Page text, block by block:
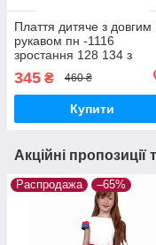
Плаття дитяче з довгим
рукавом пн -1116
зростання 128 134 з
"Попелюшка"
345 ₴ 460 ₴
Купити
Акційні пропозиції
Распродажа –65%